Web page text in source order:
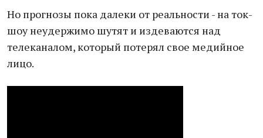
Но прогнозы пока далеки от реальности - на ток-
шоу неудержимо шутят и издеваются над
телеканалом, который потерял свое медийное
лицо.